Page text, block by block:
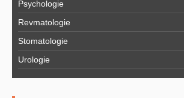
Psychologie
Revmatologie
Stomatologie
Urologie